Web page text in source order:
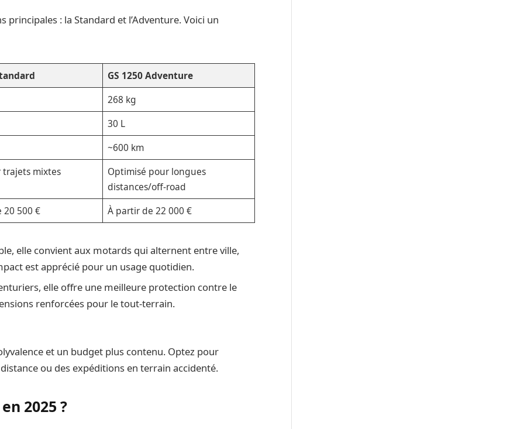
principales : la Standard et l’Adventure. Voici un
GS 1250 Adventure
268 kg
30 L
~600 km
mixtes
Optimisé pour longues
distances/off-road
20 500 €
À partir de 22 000 €
elle convient aux motards qui alternent entre ville,
est apprécié pour un usage quotidien.
elle offre une meilleure protection contre le
renforcées pour le tout-terrain.
et un budget plus contenu. Optez pour
ou des expéditions en terrain accidenté.
2025 ?